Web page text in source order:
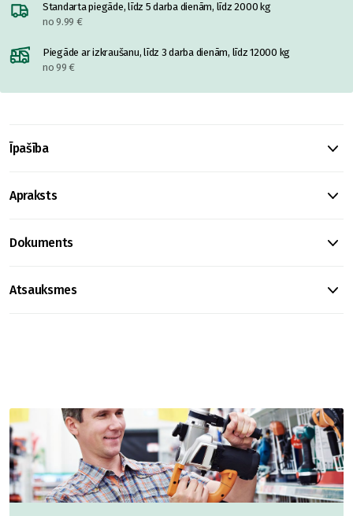
Standarta piegāde, līdz 5 darba dienām, līdz 2000 kg
no 9.99 €
Piegāde ar izkraušanu, līdz 3 darba dienām, līdz 12000 kg
no 99 €
Īpašība
Apraksts
Dokuments
Atsauksmes